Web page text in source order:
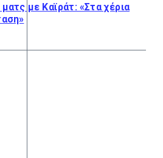
με Καϊράτ: «Στα χέρια